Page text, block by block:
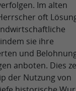
Im alten
oft
sie ihre
und
anboten. Dies
der Nutzung von